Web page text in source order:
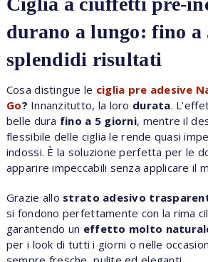
durano a lungo: fino
splendidi risultati
Cosa distingue le ciglia pre adesive
Go? Innanzitutto, la loro durata.
belle dura fino a 5 giorni, mentre il
flessibile delle ciglia le rende quasi
indossi. È la soluzione perfetta per le
apparire impeccabili senza applicare il
Grazie allo strato adesivo
si fondono perfettamente con la rima
garantendo un effetto molto
per i look di tutti i giorni o nelle